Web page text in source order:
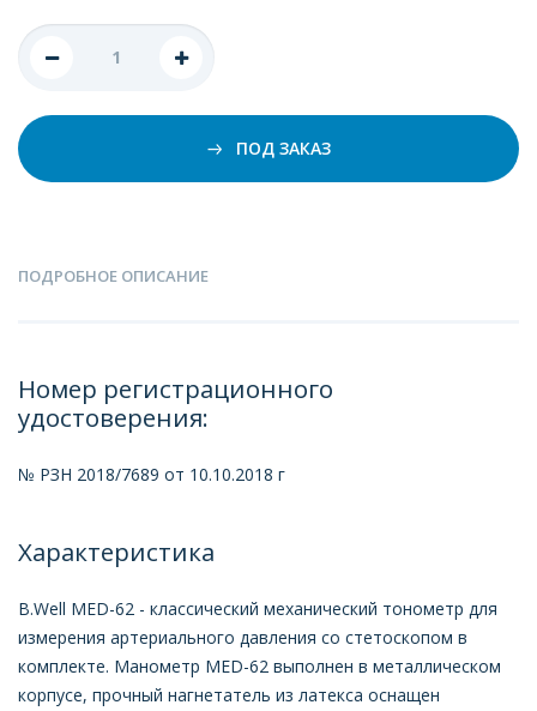
ПОД ЗАКАЗ
ПОДРОБНОЕ ОПИСАНИЕ
Номер регистрационного
удостоверения:
№ РЗН 2018/7689 от 10.10.2018 г
Характеристика
B.Well MED-62 - классический механический тонометр для
измерения артериального давления со стетоскопом в
комплекте. Манометр MED-62 выполнен в металлическом
корпусе, прочный нагнетатель из латекса оснащен